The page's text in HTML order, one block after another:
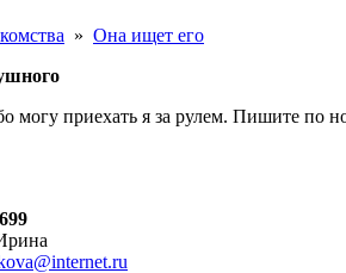
» Она ищет его
могу приехать я за рулем. Пишите по